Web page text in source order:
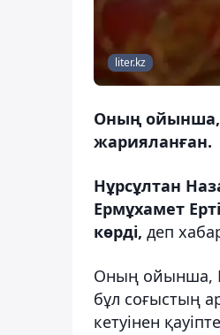
liter.kz
Оның ойынша,
жарияланған.
Нұрсұлтан
Ермұхамет
көрді, деп
Оның ойынша,
бұл соғыстың
кетуінен